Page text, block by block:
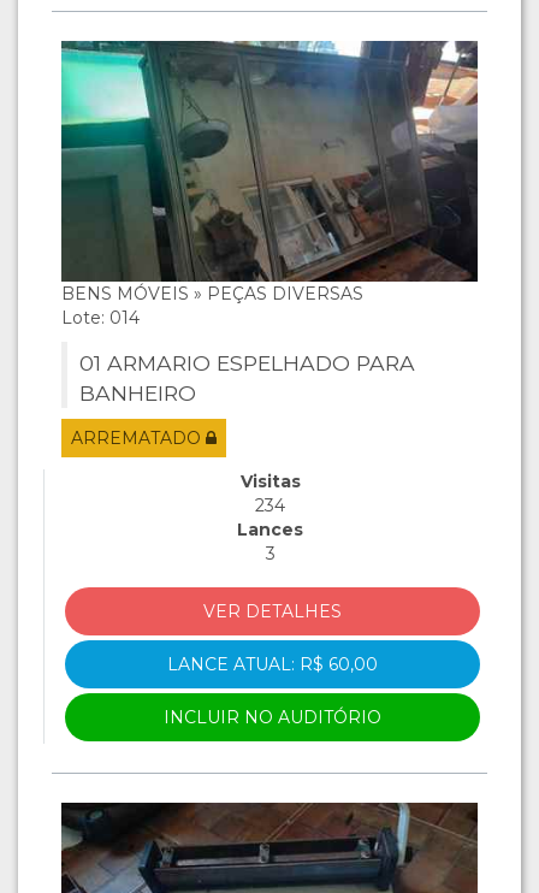
BENS MÓVEIS » PEÇAS DIVERSAS
Lote: 014
01 ARMARIO ESPELHADO PARA
BANHEIRO
ARREMATADO
Visitas
234
Lances
3
VER DETALHES
LANCE ATUAL: R$ 60,00
INCLUIR NO AUDITÓRIO